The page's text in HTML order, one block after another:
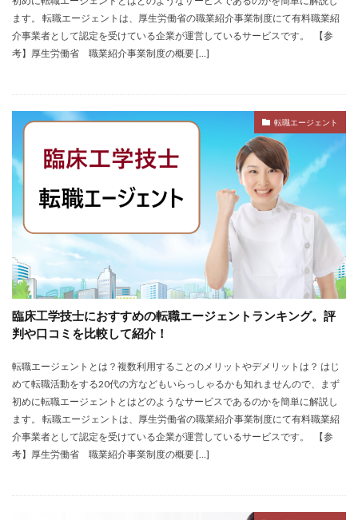
ます。 転職エージェントは、厚生労働省の職業紹介事業制度にて有料職業紹
介事業者として認定を受けている企業が運営しているサービスです。 【参
考】厚生労働省 職業紹介事業制度の概要 […]
転職エージェント
臨床工学技士におすすめの転職エージェントランキング。評
判や口コミを比較して紹介！
転職エージェントとは？複数利用することのメリットやデメリットは？ はじ
めて転職活動をする20代の方などもいらっしゃるかも知れませんので、まず
初めに転職エージェントとはどのようなサービスであるのかを簡単に解説し
ます。 転職エージェントは、厚生労働省の職業紹介事業制度にて有料職業紹
介事業者として認定を受けている企業が運営しているサービスです。 【参
考】厚生労働省 職業紹介事業制度の概要 […]
検査技師人材バンク
医療技術職
退職代行サービス
調理師
資格なし 転職
転職エージェント
退職代行SARABAユニオン
退職代行ニコイチ
評判
都道府県別
障害者雇用
障害者雇用バンク
離れたい
電気工事施工管理士
頭痛がする
語学力
診療放射線技師 相談
求人
求人募集
涙が出る 無料
理学療法士
理系
男性 登録
看護のお仕事
言語聴覚士 看護師
臨床工学技士
臨床検査技師
カイゴジョブエージェント
かいご畑
キャイドラ
きらケア
クズ クラウド
クラッシャー上司
コンサルタント
コンサルティングファーム
しんぷる栄養士
スカウトサービス
スキル無し